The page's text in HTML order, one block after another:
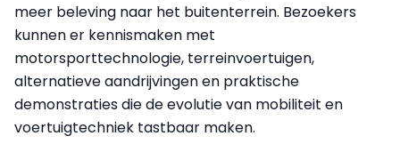
meer beleving naar het buitenterrein. Bezoekers
kunnen er kennismaken met
motorsporttechnologie, terreinvoertuigen,
alternatieve aandrijvingen en praktische
demonstraties die de evolutie van mobiliteit en
voertuigtechniek tastbaar maken.